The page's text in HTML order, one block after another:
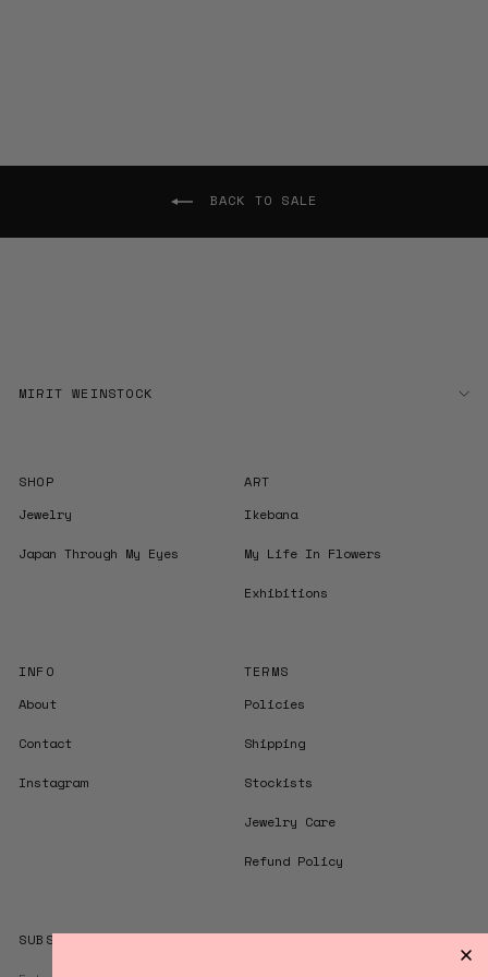
BACK TO SALE
MIRIT WEINSTOCK
SHOP
Jewelry
Japan Through My Eyes
ART
Ikebana
My Life In Flowers
Exhibitions
INFO
About
Contact
Instagram
TERMS
Policies
Shipping
Stockists
Jewelry Care
Refund Policy
SUBSCRIBE TO STAY UPDATED